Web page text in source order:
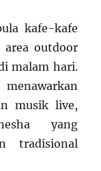
kafe-kafe
area outdoor
malam hari.
musik live,
yang
tradisional